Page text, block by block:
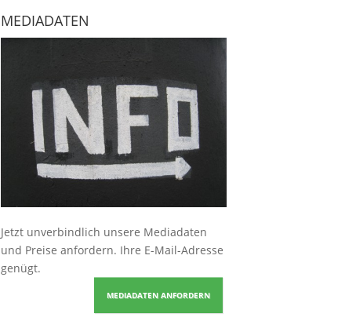
MEDIADATEN
Jetzt unverbindlich unsere Mediadaten
und Preise anfordern. Ihre E-Mail-Adresse
genügt.
MEDIADATEN ANFORDERN